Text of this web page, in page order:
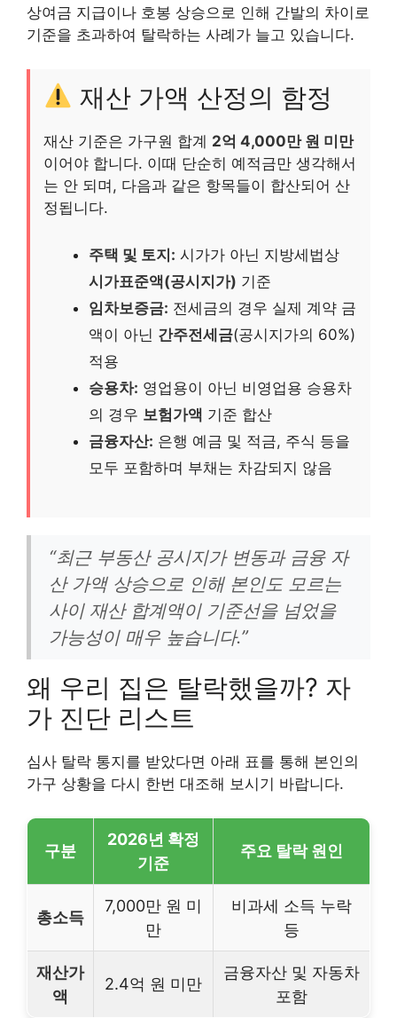
상여금 지급이나 호봉 상승으로 인해 간발의 차이로
기준을 초과하여 탈락하는 사례가 늘고 있습니다.
재산 가액 산정의 함정
재산 기준은 가구원 합계 2억 4,000만 원 미만
이어야 합니다. 이때 단순히 예적금만 생각해서
는 안 되며, 다음과 같은 항목들이 합산되어 산
정됩니다.
주택 및 토지: 시가가 아닌 지방세법상
시가표준액(공시지가) 기준
임차보증금: 전세금의 경우 실제 계약 금
액이 아닌 간주전세금(공시지가의 60%)
적용
승용차: 영업용이 아닌 비영업용 승용차
의 경우 보험가액 기준 합산
금융자산: 은행 예금 및 적금, 주식 등을
모두 포함하며 부채는 차감되지 않음
“최근 부동산 공시지가 변동과 금융 자
산 가액 상승으로 인해 본인도 모르는
사이 재산 합계액이 기준선을 넘었을
가능성이 매우 높습니다.”
왜 우리 집은 탈락했을까? 자
가 진단 리스트
심사 탈락 통지를 받았다면 아래 표를 통해 본인의
가구 상황을 다시 한번 대조해 보시기 바랍니다.
구분
2026년 확정
기준
주요 탈락 원인
총소득
7,000만 원 미
만
비과세 소득 누락
등
재산가
액
2.4억 원 미만
금융자산 및 자동차
포함